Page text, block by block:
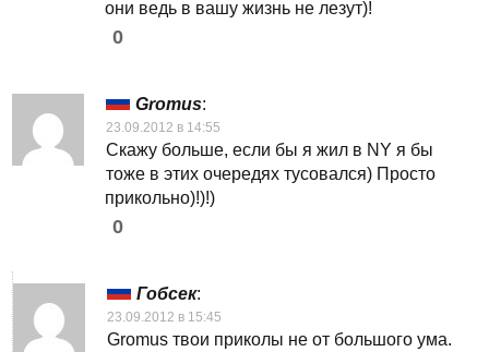
они ведь в вашу жизнь не лезут)!
0
Gromus:
23.09.2012 в 14:55
Скажу больше, если бы я жил в NY я бы
тоже в этих очередях тусовался) Просто
прикольно)!)!)
0
Гобсек:
23.09.2012 в 15:45
Gromus твои приколы не от большого ума.